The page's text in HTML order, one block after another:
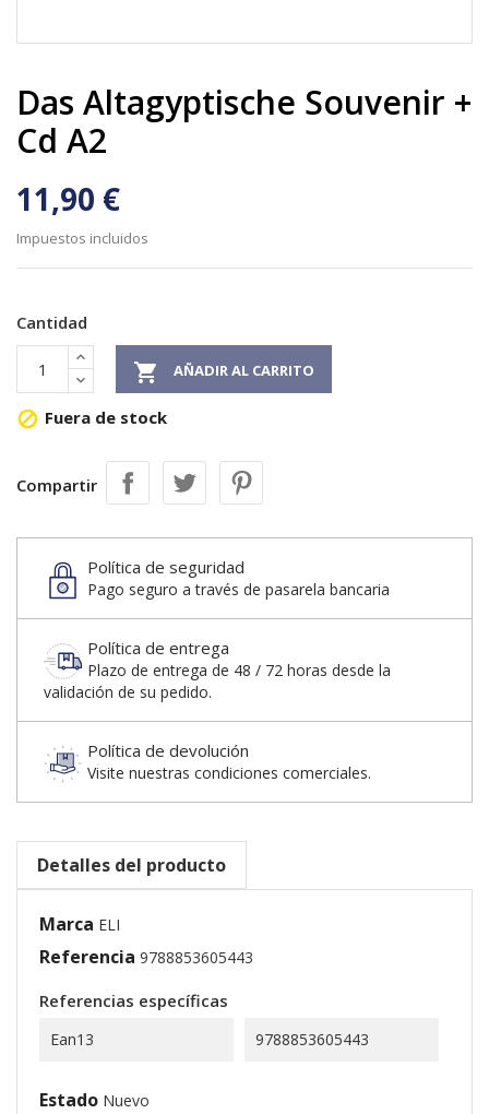
Das Altagyptische Souvenir +
Cd A2
11,90 €
Impuestos incluidos
Cantidad
 AÑADIR AL CARRITO
 Fuera de stock
Compartir
Política de seguridad
Pago seguro a través de pasarela bancaria
Política de entrega
Plazo de entrega de 48 / 72 horas desde la
validación de su pedido.
Política de devolución
Visite nuestras condiciones comerciales.
Detalles del producto
Marca ELI
Referencia 9788853605443
Referencias específicas
Ean13 9788853605443
Estado Nuevo